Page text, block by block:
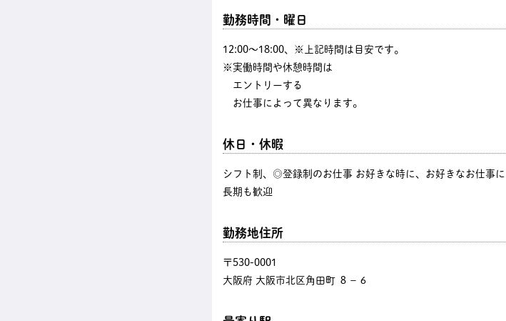
勤務時間・曜日
12:00〜18:00、※上記時間は目安です。
※実働時間や休憩時間は
エントリーする
お仕事によって異なります。
休日・休暇
シフト制、◎登録制のお仕事 お好きな時に、お好きなお仕
長期も歓迎
勤務地住所
〒530-0001
大阪府 大阪市北区角田町 ８－６